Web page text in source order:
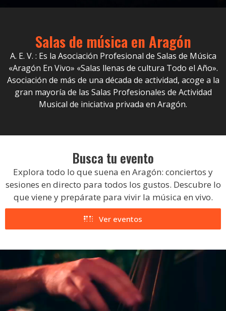
Salas de música en Aragón
A. E. V. : Es la Asociación Profesional de Salas de Música
«Aragón En Vivo» «Salas llenas de cultura Todo el Año».
Asociación de más de una década de actividad, acoge a la
gran mayoría de las Salas Profesionales de Actividad
Musical de iniciativa privada en Aragón.
Busca tu evento
Explora todo lo que suena en Aragón: conciertos y
sesiones en directo para todos los gustos. Descubre lo
que viene y prepárate para vivir la música en vivo.
Ver eventos